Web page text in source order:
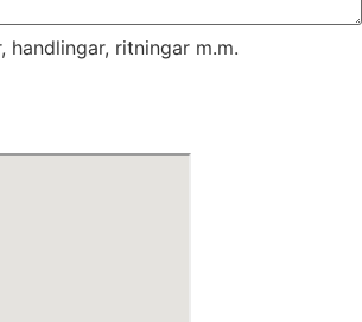
handlingar, ritningar m.m.